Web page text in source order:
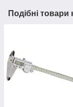
Подібні товари